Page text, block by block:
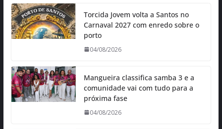
Torcida Jovem volta a Santos no
Carnaval 2027 com enredo sobre o
porto
04/08/2026
Mangueira classifica samba 3 e a
comunidade vai com tudo para a
próxima fase
04/08/2026